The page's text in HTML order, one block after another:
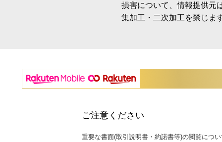
損害について、情報提供元
集加工・二次加工を禁じま
ご注意ください
重要な書面(取引説明書・約諾書等)の閲覧につ